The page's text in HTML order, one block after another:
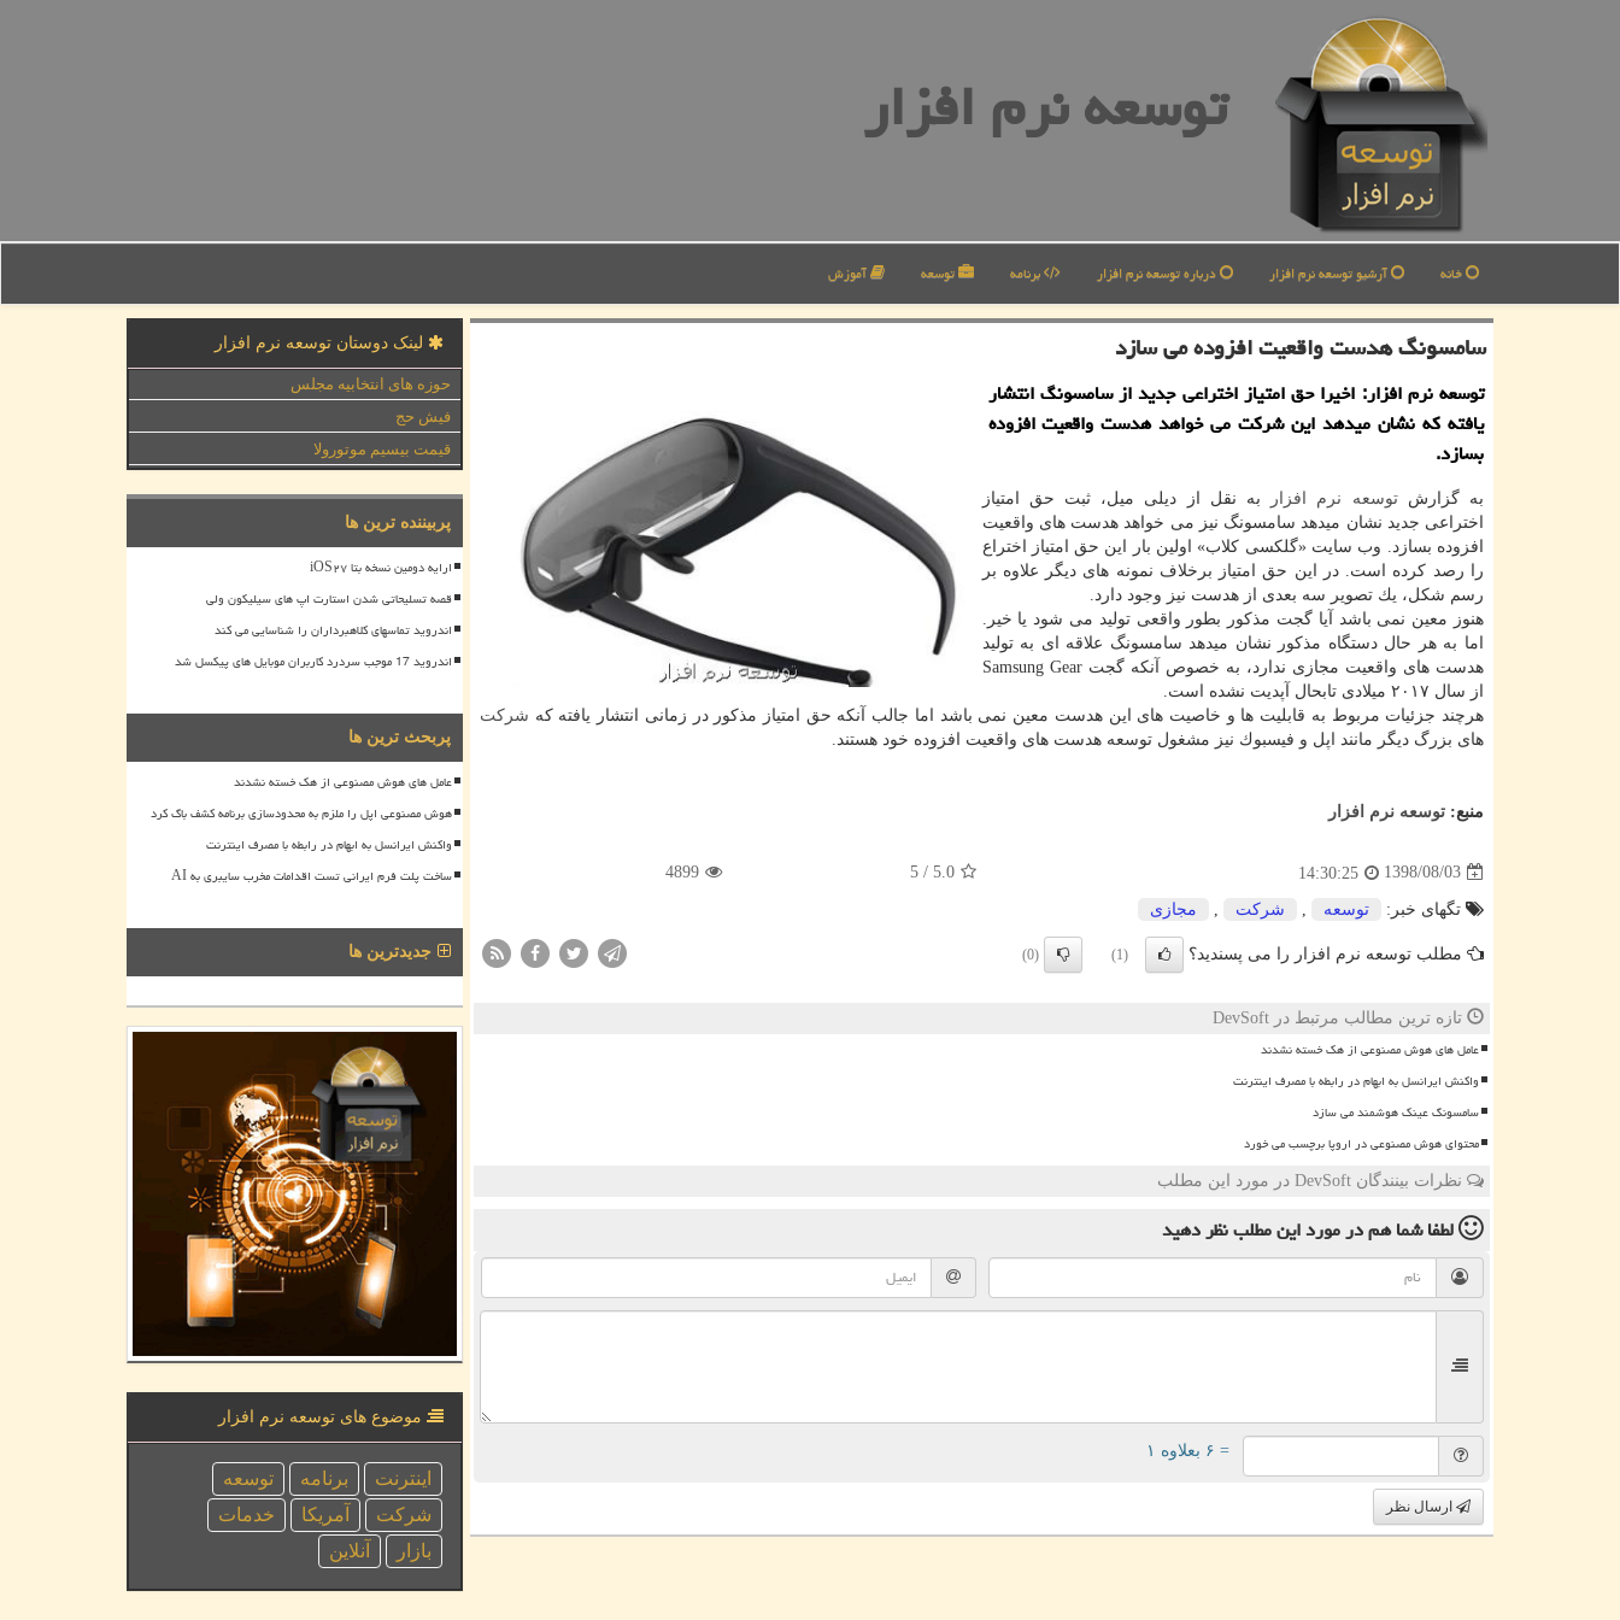
توسعه نرم افزار
خانه آرشیو توسعه نرم افزار درباره توسعه نرم افزار برنامه توسعه آموزش
سامسونگ هدست واقعیت افزوده می سازد
توسعه نرم افزار: اخیرا حق امتیاز اختراعی جدید از سامسونگ انتشار
یافته كه نشان میدهد این شركت می خواهد هدست واقعیت افزوده
بسازد.
به گزارشتوسعه نرم افزار
به نقل از دیلی میل، ثبت حق امتیاز
اختراعی جدید نشان میدهد سامسونگ نیز می خواهد هدست های واقعیت
افزوده بسازد. وب سایت «گلكسی كلاب» اولین بار این حق امتیاز اختراع
را رصد كرده است. در این حق امتیاز برخلاف نمونه های دیگر علاوه بر
رسم شكل، یك تصویر سه بعدی از هدست نیز وجود دارد.
هنوز معین نمی باشد آیا گجت مذكور بطور واقعی تولید می شود یا خیر.
اما به هر حال دستگاه مذكور نشان میدهد سامسونگ علاقه ای به تولید
هدست های واقعیت مجازی ندارد، به خصوص آنكه گجت Samsung Gear
از سال ۲۰۱۷ میلادی تابحال آپدیت نشده است.
هرچند جزئیات مربوط به قابلیت ها و خاصیت های این هدست معین نمی باشد اما جالب آنكه حق امتیاز مذكور در زمانی انتشار یافته كه شركت
های بزرگ دیگر مانند اپل و فیسبوك نیز مشغول توسعه هدست های واقعیت افزوده خود هستند.
منبع: توسعه نرم افزار
1398/08/03
14:30:25
5.0
/
5
4899
تگهای خبر: توسعه شركت مجازی
مطلب توسعه نرم افزار را می پسندید؟ (1)
(0)
تازه ترین مطالب مرتبط در DevSoft
عامل های هوش مصنوعی از هک خسته نشدند
واکنش ایرانسل به ابهام در رابطه با مصرف اینترنت
سامسونگ عینک هوشمند می سازد
محتوای هوش مصنوعی در اروپا برچسب می خورد
نظرات بینندگان DevSoft در مورد این مطلب
لطفا شما همدر مورد این مطلبنظر دهید
= ۶ بعلاوه ۱
ارسال نظر
لینک دوستان توسعه نرم افزار
حوزه های انتخابیه مجلس
فیش حج
قیمت بیسیم موتورولا
پربیننده ترین ها
ارایه دومین نسخه بتا iOS۲۷
قصه تسلیحاتی شدن استارت اپ های سیلیکون ولی
اندروید تماسهای کلاهبرداران را شناسایی می کند
اندروید 17 موجب سردرد کاربران موبایل های پیکسل شد
پربحث ترین ها
عامل های هوش مصنوعی از هک خسته نشدند
هوش مصنوعی اپل را ملزم به محدودسازی برنامه کشف باگ کرد
واکنش ایرانسل به ابهام در رابطه با مصرف اینترنت
ساخت پلت فرم ایرانی تست اقدامات مخرب سایبری به AI
جدیدترین ها
موضوع های توسعه نرم افزار
اینترنت برنامه
توسعه
شركت
آمریكا
خدمات
بازار
آنلاین